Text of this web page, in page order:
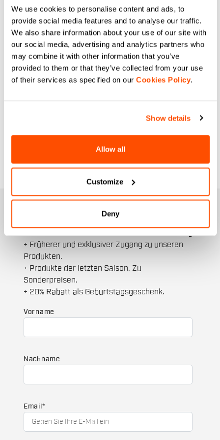
We use cookies to personalise content and ads, to
provide social media features and to analyse our traffic.
We also share information about your use of our site with
our social media, advertising and analytics partners who
may combine it with other information that you’ve
provided to them or that they’ve collected from your use
of their services as specified on our Cookies Policy.
Show details
Allow all
Customize
Deny
SPORTFUL-FAMILIE
+ Früherer und exklusiver Zugang zu unseren
Produkten.
+ Produkte der letzten Saison. Zu
Sonderpreisen.
+ 20% Rabatt als Geburtstagsgeschenk.
Vorname
Nachname
Email *